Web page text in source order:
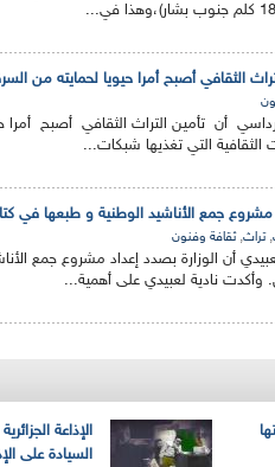
الثقافي أصبح أمرا حيويا لحمايته من
أن تأمين التراث الثقافي أصبح أمرا
الثقافية التي تغذيها شبكات...
جمع الأناشيد الوطنية و طبعها في
,تراث,ثقافة وفنون
أن الوزارة بصدد إعداد مشروع جمع
نادية لعبيدي على أهمية...
السيادة على